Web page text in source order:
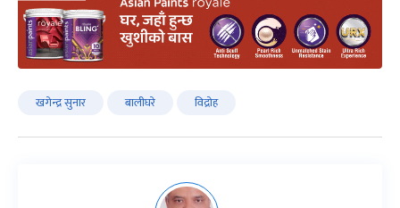
खगेन्द्र सुनार बालीघरे विद्रोह